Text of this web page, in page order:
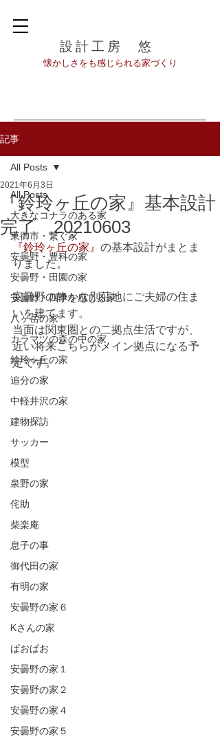
設計工房 悠
​懐かしさをも感じられる家づくり
記事
All Posts
大きなコナラのある家
東御市・繋ぐ家
安曇野・豊科の家
安曇野・田園の家
安曇野・四季を感じる家
八ヶ岳の家
カラマツの森の中の家
鈴玲ヶ丘の家
追分の家
中軽井沢の家
建物探訪
サッカー
模型
泉野の家
侘助
柴楽庵
息子の事
御代田の家
有明の家
安曇野の家６
Kさんの家
ぱおぱお
安曇野の家１
安曇野の家２
安曇野の家４
安曇野の家５
All Posts
『鈴玲ヶ丘の家』基本設計
完了 20210603
2021年6月3日
『鈴玲ヶ丘の家』 の基本設計がまとま
りました。
安曇野の静かな別荘地にご夫婦の住ま
いを建てます。
当面は関東圏との二拠点生活ですが、
近い将来こちらがメイン拠点になる予
定です。